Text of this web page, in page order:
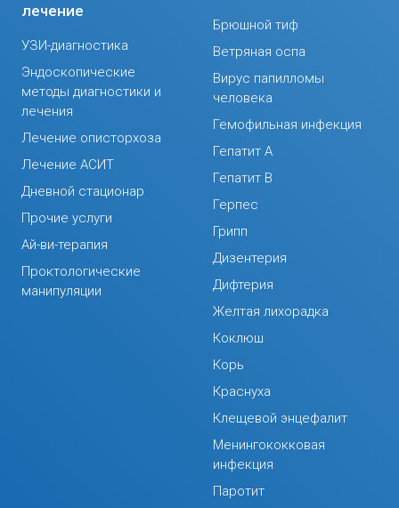
лечение
УЗИ-диагностика
Эндоскопические
методы диагностики и
лечения
Лечение описторхоза
Лечение АСИТ
Дневной стационар
Прочие услуги
Ай-ви-терапия
Проктологические
манипуляции
Брюшной тиф
Ветряная оспа
Вирус папилломы
человека
Гемофильная инфекция
Гепатит А
Гепатит В
Герпес
Грипп
Дизентерия
Дифтерия
Желтая лихорадка
Коклюш
Корь
Краснуха
Клещевой энцефалит
Менингококковая
инфекция
Паротит